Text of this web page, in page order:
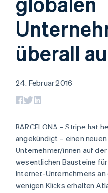
Zugriff auf mehr als
125
Terminal
Zahlungen vor Ort
Authorization
Boost
Link
Bezahlvorgang
Verbundene
Finanzdaten
Mehr
Product roadmap
SaaS
KI-
Medien und
Marktplatz
geht´s
Ressourcen
App-
Code-
Produkt-
Stripe
Karriere
Stripe
Kontakt
Partner
überall
24. Februar 2016
BARCELONA – Stripe hat
angekündigt – einen
Unternehmer/innen auf
wesentlichen Bausteine
Internet-Unternehmens an
wenigen Klicks erhalten